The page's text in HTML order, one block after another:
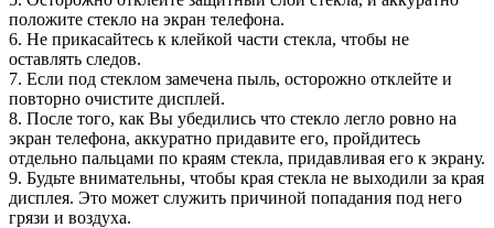
положите стекло на экран телефона.
6. Не прикасайтесь к клейкой части стекла, чтобы не
оставлять следов.
7. Если под стеклом замечена пыль, осторожно отклейте и
повторно очистите дисплей.
8. После того, как Вы убедились что стекло легло ровно на
экран телефона, аккуратно придавите его, пройдитесь
отдельно пальцами по краям стекла, придавливая его к экрану.
9. Будьте внимательны, чтобы края стекла не выходили за края
дисплея. Это может служить причиной попадания под него
грязи и воздуха.